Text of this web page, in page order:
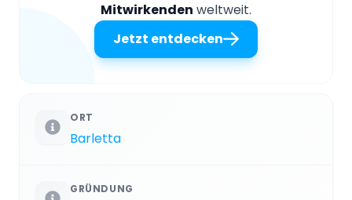
Mitwirkenden weltweit.
Jetzt entdecken
ORT
Barletta
GRÜNDUNG